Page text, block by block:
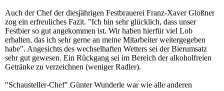
Auch der Chef der diesjährigen Festbrauerei Franz-Xaver Gloßner
zog ein erfreuliches Fazit. "Ich bin sehr glücklich, dass unser
Festbier so gut angekommen ist. Wir haben hierfür viel Lob
erhalten, das ich sehr gerne an meine Mitarbeiter weitergegeben
habe". Angesichts des wechselhaften Wetters sei der Bierumsatz
sehr gut gewesen. Ein Rückgang sei im Bereich der alkoholfreien
Getränke zu verzeichnen (weniger Radler).
"Schausteller-Chef" Günter Wunderle war wie alle anderen